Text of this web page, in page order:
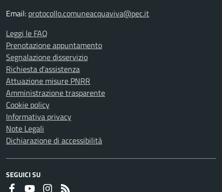
Email: protocollo.comuneacquaviva@pec.it
Leggi le FAQ
Prenotazione appuntamento
Segnalazione disservizio
Richiesta d'assistenza
Attuazione misure PNRR
Amministrazione trasparente
Cookie policy
Informativa privacy
Note Legali
Dichiarazione di accessibilità
SEGUICI SU
FaceboookYoutubeInstagram